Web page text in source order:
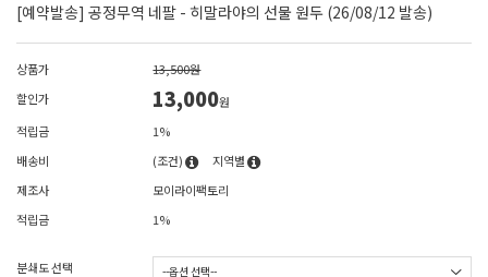
[예약발송] 공정무역 네팔 - 히말라야의 선물 원두 (26/08/12 발송)
상품가
13,500원
할인가
13,000원
적립금
1%
배송비
(조건)
지역별
제조사
모이라이팩토리
적립금
1%
분쇄도 선택